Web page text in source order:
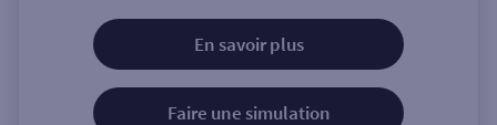
En savoir plus
Faire une simulation